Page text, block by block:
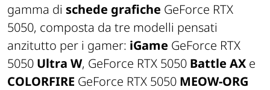
gamma di schede grafiche GeForce RTX
5050, composta da tre modelli pensati
anzitutto per i gamer: iGame GeForce RTX
5050 Ultra W, GeForce RTX 5050 Battle AX e
COLORFIRE GeForce RTX 5050 MEOW-ORG